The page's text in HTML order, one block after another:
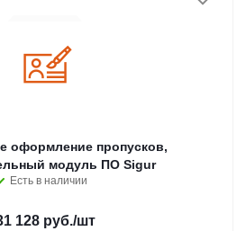
оформление пропусков,
модуль ПО Sigur
Есть в наличии
128 руб./шт